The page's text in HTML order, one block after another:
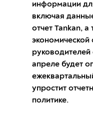
информации
включая
отчет Tankan, а
экономической
апреле будет
упростит
политике.